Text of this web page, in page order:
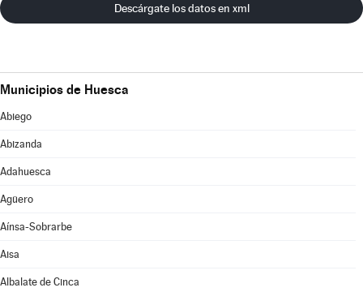
Descárgate los datos en xml
Municipios de Huesca
Abiego
Abizanda
Adahuesca
Agüero
Aínsa-Sobrarbe
Aisa
Albalate de Cinca